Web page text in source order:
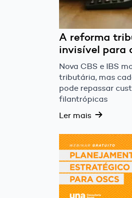
A reforma
invisível para
Nova CBS e IBS
tributária, mas
pode repassar
filantrópicas
Ler mais